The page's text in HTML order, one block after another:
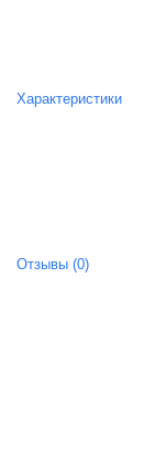
Характеристики
Отзывы (0)